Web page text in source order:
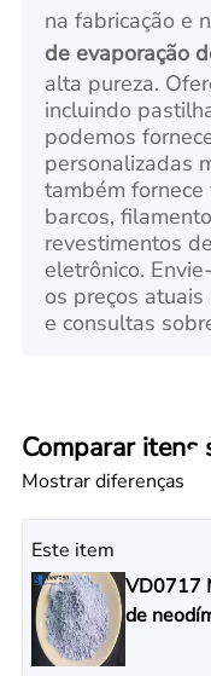
na fabricação e
de evaporação
alta pureza.
incluindo
podemos
personalizadas
também
barcos,
revestimentos
eletrônico.
os preços
e consultas
Comparar itens
Mostrar diferenças
Este item
VD0717
de